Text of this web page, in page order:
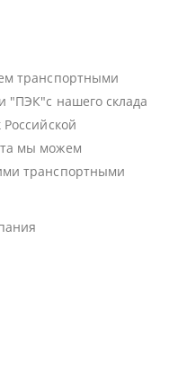
транспортными
нашего склада
мы можем
транспортными